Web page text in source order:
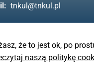
tnkul@tnkul.pl
że to jest ok, po
naszą politykę